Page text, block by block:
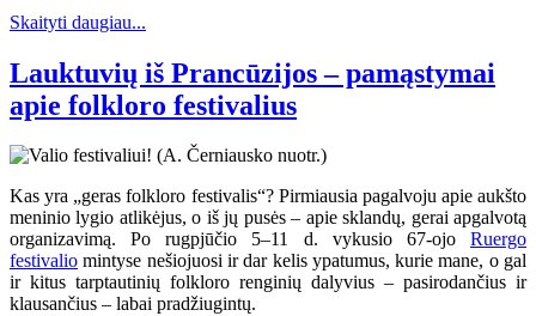
Skaityti daugiau...
Lauktuvių iš Prancūzijos – pamąstymai
apie folkloro festivalius
Kas yra „geras folkloro festivalis“? Pirmiausia pagalvoju apie aukšto
meninio lygio atlikėjus, o iš jų pusės – apie sklandų, gerai apgalvotą
organizavimą. Po rugpjūčio 5–11 d. vykusio 67-ojo Ruergo
festivalio mintyse nešiojuosi ir dar kelis ypatumus, kurie mane, o gal
ir kitus tarptautinių folkloro renginių dalyvius – pasirodančius ir
klausančius – labai pradžiugintų.